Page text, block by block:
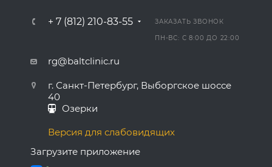
+ 7 (812) 210-83-55 ЗАКАЗАТЬ ЗВОНОК
ПН-ВС: С 8:00 ДО 22:00
rg@baltclinic.ru
г. Санкт-Петербург, Выборгское шоссе
40
Озерки
Версия для слабовидящих
Загрузите приложение